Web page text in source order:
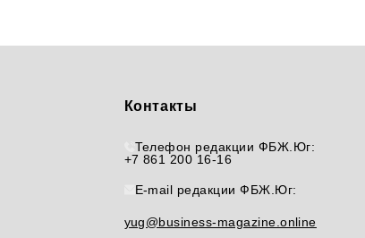
Контакты
Телефон редакции ФБЖ.Юг:
+7 861 200 16-16
E-mail редакции ФБЖ.Юг:
yug@business-magazine.online